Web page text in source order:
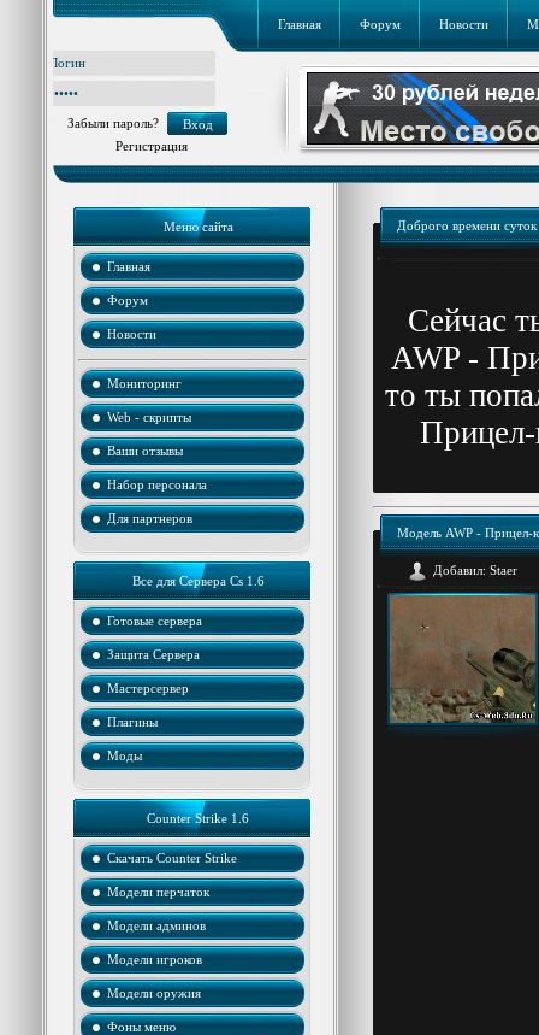
Главная Форум Новости
Забыли пароль?
Регистрация
Меню сайта
Главная
Форум
Новости
Мониторинг
Web - скрипты
Ваши отзывы
Набор персонала
Для партнеров
Все для Сервера Cs 1.6
Готовые сервера
Защита Cервера
Мастерсервер
Плагины
Моды
Counter Strike 1.6
Скачать Counter Strike
Модели перчаток
Модели админов
Модели игроков
Модели оружия
Фоны меню
Доброго времени суток
Cейчас
AWP -
то ты
Прицел-
Модель AWP - Прицел-
Добавил: Staer